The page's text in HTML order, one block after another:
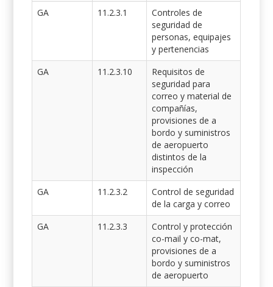
GA
11.2.3.1
Controles de
seguridad de
personas, equipajes
y pertenencias
GA
11.2.3.10
Requisitos de
seguridad para
correo y material de
compañías,
provisiones de a
bordo y suministros
de aeropuerto
distintos de la
inspección
GA
11.2.3.2
Control de seguridad
de la carga y correo
GA
11.2.3.3
Control y protección
co-mail y co-mat,
provisiones de a
bordo y suministros
de aeropuerto